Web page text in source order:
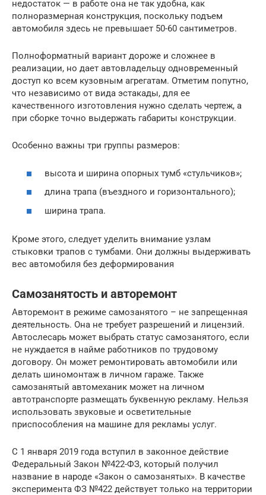
недостаток — в работе она не так удобна, как
полноразмерная конструкция, поскольку подъем
автомобиля здесь не превышает 50-60 сантиметров.
Полноформатный вариант дороже и сложнее в
реализации, но дает автовладельцу одновременный
доступ ко всем кузовным агрегатам. Отметим попутно,
что независимо от вида эстакады, для ее
качественного изготовления нужно сделать чертеж, а
при сборке точно выдержать габариты конструкции.
Особенно важны три группы размеров:
высота и ширина опорных тумб «стульчиков»;
длина трапа (въездного и горизонтального);
ширина трапа.
Кроме этого, следует уделить внимание узлам
стыковки трапов с тумбами. Они должны выдерживать
вес автомобиля без деформирования
Самозанятость и авторемонт
Авторемонт в режиме самозанятого – не запрещенная
деятельность. Она не требует разрешений и лицензий.
Автослесарь может выбрать статус самозанятого, если
не нуждается в найме работников по трудовому
договору. Он может ремонтировать автомобили или
делать шиномонтаж в личном гараже. Также
самозанятый автомеханик может на личном
автотранспорте размещать буквенную рекламу. Нельзя
использовать звуковые и осветительные
приспособления на машине для рекламы услуг.
С 1 января 2019 года вступил в законное действие
Федеральный Закон №422-ФЗ, который получил
название в народе «Закон о самозанятых». В качестве
эксперимента ФЗ №422 действует только на территории